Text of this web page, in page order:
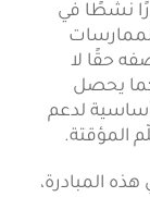
نشطًا في
حقًا لا
يحصل
لدعم
المؤقتة.
المبادرة،